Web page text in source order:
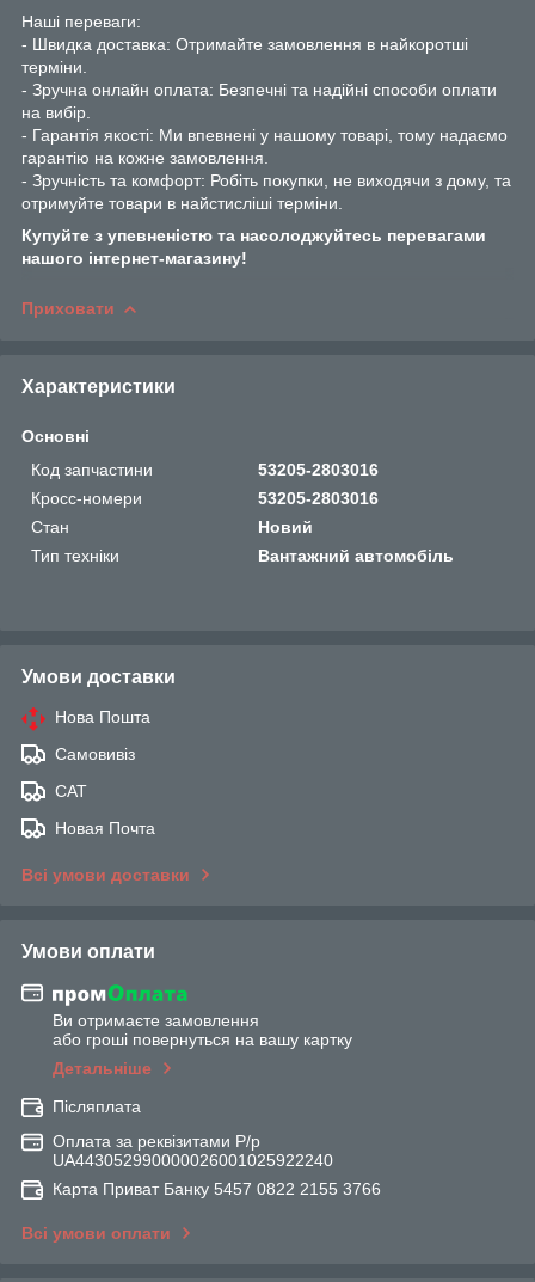
Наші переваги:
- Швидка доставка: Отримайте замовлення в найкоротші
терміни.
- Зручна онлайн оплата: Безпечні та надійні способи оплати
на вибір.
- Гарантія якості: Ми впевнені у нашому товарі, тому надаємо
гарантію на кожне замовлення.
- Зручність та комфорт: Робіть покупки, не виходячи з дому, та
отримуйте товари в найстисліші терміни.
Купуйте з упевненістю та насолоджуйтесь перевагами
нашого інтернет-магазину!
Приховати
Характеристики
Основні
Код запчастини
53205-2803016
Кросс-номери
53205-2803016
Стан
Новий
Тип техніки
Вантажний автомобіль
Умови доставки
Нова Пошта
Самовивіз
САТ
Новая Почта
Всі умови доставки
Умови оплати
Ви отримаєте замовлення
або гроші повернуться на вашу картку
Детальніше
Післяплата
Оплата за реквізитами Р/р
UA443052990000026001025922240
Карта Приват Банку 5457 0822 2155 3766
Всі умови оплати